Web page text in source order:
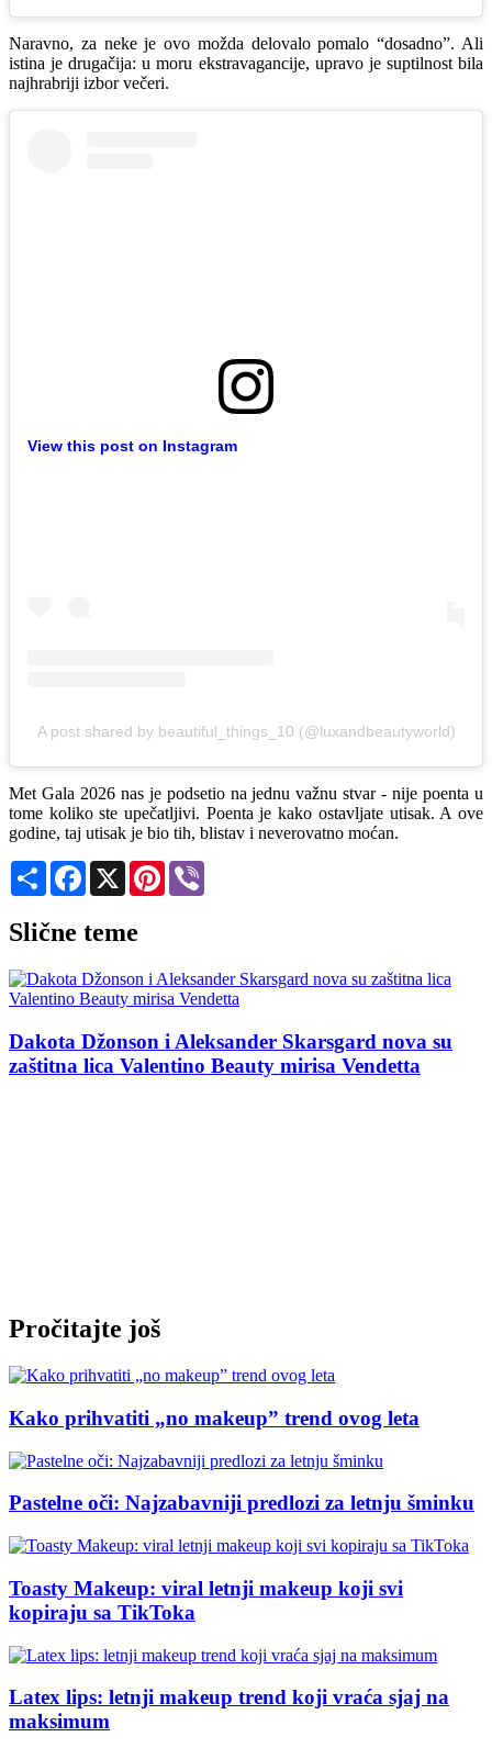
Naravno, za neke je ovo možda delovalo pomalo “dosadno”. Ali
istina je drugačija: u moru ekstravagancije, upravo je suptilnost bila
najhrabriji izbor večeri.
View this post on Instagram
A post shared by beautiful_things_10 (@luxandbeautyworld)
Met Gala 2026 nas je podsetio na jednu važnu stvar - nije poenta u
tome koliko ste upečatljivi. Poenta je kako ostavljate utisak. A ove
godine, taj utisak je bio tih, blistav i neverovatno moćan.
Share Facebook
X Pinterest
Slične teme
Dakota Džonson i Aleksander Skarsgard nova su
zaštitna lica Valentino Beauty mirisa Vendetta
Pročitajte još
Kako prihvatiti „no makeup” trend ovog leta
Pastelne oči: Najzabavniji predlozi za letnju šminku
Toasty Makeup: viral letnji makeup koji svi
kopiraju sa TikToka
Latex lips: letnji makeup trend koji vraća sjaj na
maksimum